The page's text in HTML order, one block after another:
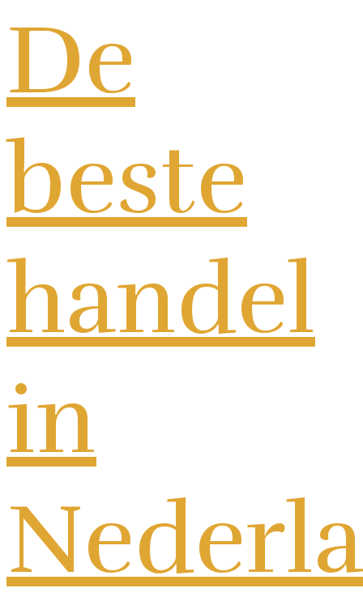
De
beste
handel
in